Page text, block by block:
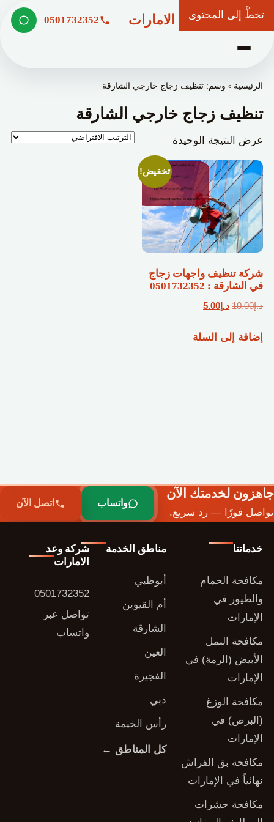
تخطَّ إلى المحتوى
شركة وعد الامارات 0501732352
الرئيسية ›وسم: تنظيف زجاج خارجي الشارقة
تنظيف زجاج خارجي الشارقة
عرض النتيجة الوحيدة
تخفيض!
شركة تنظيف واجهات زجاج
في الشارقة : 0501732352
د.إ10.00 السعر
هو:
د.إ 5.00السعر
هو:
إضافة إلى السلة
جاهزون لخدمتك الآن
تواصل فورًا — رد سريع.
واتساب اتصل الآن
خدماتنا
مكافحة الحمام
والطيور في
الإمارات
مكافحة النمل
الأبيض (الرمة) في
الإمارات
مكافحة الوزغ
(البرص) في
الإمارات
مكافحة بق الفراش
نهائياً في الإمارات
مكافحة حشرات
مناطق الخدمة
أبوظبي
أم القيوين
الشارقة
العين
الفجيرة
دبي
رأس الخيمة
كل المناطق ←
شركة وعد
الامارات
0501732352
تواصل عبر
واتساب